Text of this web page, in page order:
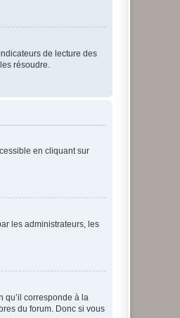
de lecture des
résoudre.
en cliquant sur
les administrateurs, les
qu’il corresponde à la
du forum. Donc si vous